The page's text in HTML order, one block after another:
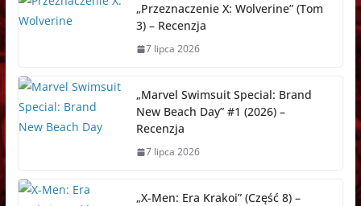
„Przeznaczenie X: Wolverine” (Tom
3) – Recenzja
7 lipca 2026
„Marvel Swimsuit Special: Brand
New Beach Day” #1 (2026) –
Recenzja
7 lipca 2026
„X-Men: Era Krakoi” (Część 8) –